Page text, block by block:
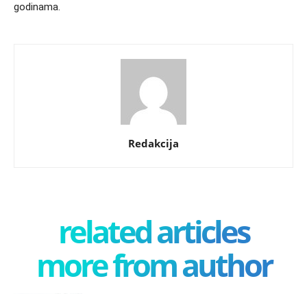
godinama.
Redakcija
related articles
more from author